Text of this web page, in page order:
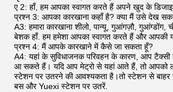
ए 2: हाँ, हम आपका स्वागत करते हैं अपने खुद के
प्रश्न 3: आपका कारखाना कहाँ है? क्या मैं उसे देख
A3: हमारा कारखाना शीलो, पान्यू, गुआंगज़ौ, गुआंग्डोंग,
बेशक हाँ. हम हमेशा आपका स्वागत करते हैं और आपकी
प्रश्न 4: मैं आपके कारखाने में कैसे जा सकता हूँ?
A4: यहां के सुविधाजनक परिवहन के कारण, आप टैक्सी
आ सकते हैं। यदि आप मेट्रो से यहां आते हैं, तो आपको
स्टेशन पर उतरने की आवश्यकता है।तो स्टेशन से
बस और Yuexi स्टेशन पर उतरें.